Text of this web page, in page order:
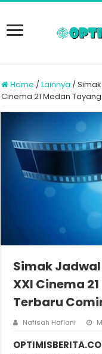
Home /Lainnya /
Cinema 21 Medan
Simak
XXI Cinema
Terbaru
Nafisah Haflani